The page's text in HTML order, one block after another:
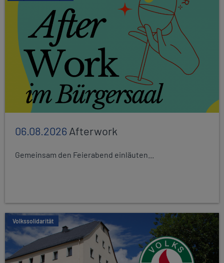
06.08.2026Afterwork
Gemeinsam den Feierabend einläuten...
Volkssolidarität